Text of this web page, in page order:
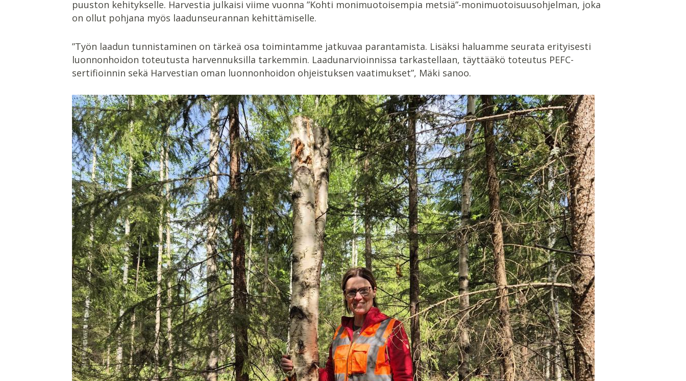
puuston kehitykselle. Harvestia julkaisi viime vuonna ”Kohti monimuotoisempia metsiä”-monimuotoisuusohjelman, joka
on ollut pohjana myös laadunseurannan kehittämiselle.
”Työn laadun tunnistaminen on tärkeä osa toimintamme jatkuvaa parantamista. Lisäksi haluamme seurata erityisesti
luonnonhoidon toteutusta harvennuksilla tarkemmin. Laadunarvioinnissa tarkastellaan, täyttääkö toteutus PEFC-
sertifioinnin sekä Harvestian oman luonnonhoidon ohjeistuksen vaatimukset”, Mäki sanoo.